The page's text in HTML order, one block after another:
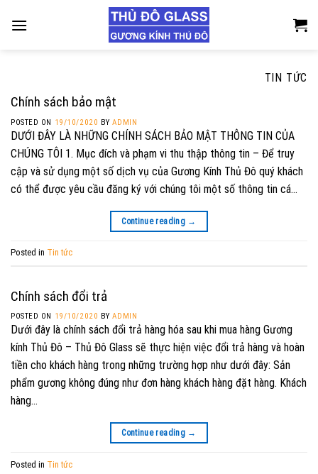
TIN TỨC
Chính sách bảo mật
POSTED ON 19/10/2020 BYADMIN
DƯỚI ĐÂY LÀ NHỮNG CHÍNH SÁCH BẢO MẬT THÔNG TIN CỦA
CHÚNG TÔI 1. Mục đích và phạm vi thu thập thông tin – Để truy
cập và sử dụng một số dịch vụ của Gương Kính Thủ Đô quý khách
có thể được yêu cầu đăng ký với chúng tôi một số thông tin cá…
Continue reading →
Posted in Tin tức
Chính sách đổi trả
POSTED ON 19/10/2020 BYADMIN
Dưới đây là chính sách đổi trả hàng hóa sau khi mua hàng Gương
kính Thủ Đô – Thủ Đô Glass sẽ thực hiện việc đổi trả hàng và hoàn
tiền cho khách hàng trong những trường hợp như dưới đây: Sản
phẩm gương không đúng như đơn hàng khách hàng đặt hàng. Khách
hàng…
Continue reading →
Posted in Tin tức